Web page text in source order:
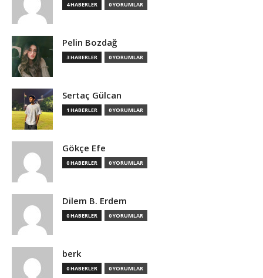
4 HABERLER 0 YORUMLAR
Pelin Bozdağ
3 HABERLER 0 YORUMLAR
Sertaç Gülcan
1 HABERLER 0 YORUMLAR
Gökçe Efe
0 HABERLER 0 YORUMLAR
Dilem B. Erdem
0 HABERLER 0 YORUMLAR
berk
0 HABERLER 0 YORUMLAR